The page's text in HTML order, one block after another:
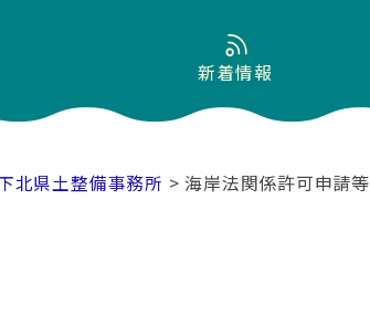
新着情報
北県土整備事務所 > 海岸法関係許可申請等